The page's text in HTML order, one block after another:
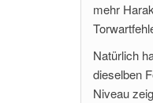
mehr
Natürlich
dieselben
Niveau